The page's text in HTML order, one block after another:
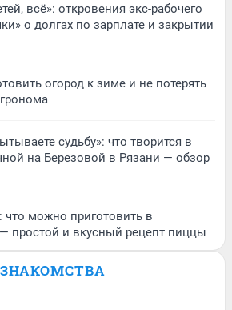
всё»: откровения экс-рабочего
о долгах по зарплате и закрытии
огород к зиме и не потерять
судьбу»: что творится в
на Березовой в Рязани — обзор
что можно приготовить в
простой и вкусный рецепт пиццы
ЗНАКОМСТВА